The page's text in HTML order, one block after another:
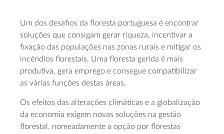
Um dos desafios da floresta portuguesa é encontrar
soluções que consigam gerar riqueza, incentivar a
fixação das populações nas zonas rurais e mitigar os
incêndios florestais. Uma floresta gerida é mais
produtiva, gera emprego e consegue compatibilizar
as várias funções destas áreas.
Os efeitos das alterações climáticas e a globalização
da economia exigem novas soluções na gestão
florestal, nomeadamente a opção por florestas